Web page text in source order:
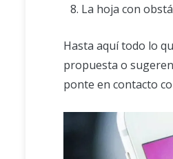
La hoja con
Hasta aquí todo lo
propuesta o
ponte en contacto